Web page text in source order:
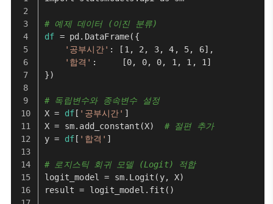
# 예제 데이터 (이진 분류)
df = pd.DataFrame({
'공부시간' : [1, 2, 3, 4, 5, 6],
'합격' :     [0, 0, 0, 1, 1, 1]
})
# 독립변수와 종속변수 설정
X = df [ '공부시간' ]
X = sm.add_constant(X) # 절편 추가
y = df [ '합격' ]
# 로지스틱 회귀 모델 (Logit) 적합
logit_model = sm.Logit(y, X)
result = logit_model.fit()